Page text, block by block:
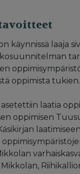
käynnissä laaja
oppimista tukien.
laatia
oppimisen